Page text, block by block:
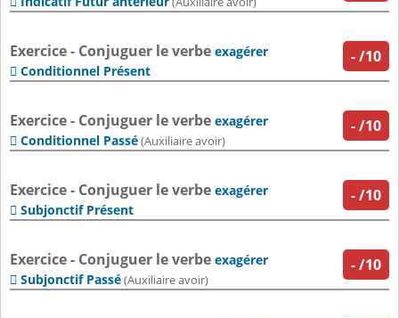
-/10
Exercice - Conjuguer le verbe exagérer
 Conditionnel Présent
-/10
Exercice - Conjuguer le verbe exagérer
 Conditionnel Passé(Auxiliaire avoir)
-/10
Exercice - Conjuguer le verbe exagérer
 Subjonctif Présent
-/10
Exercice - Conjuguer le verbe exagérer
 Subjonctif Passé(Auxiliaire avoir)